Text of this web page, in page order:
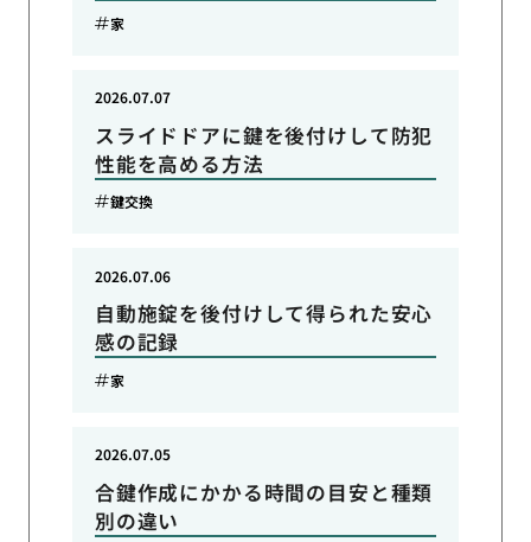
家
スライドドアに鍵を後付けして防犯
性能を高める方法
2026.07.07
鍵交換
自動施錠を後付けして得られた安心
感の記録
2026.07.06
家
合鍵作成にかかる時間の目安と種類
別の違い
2026.07.05